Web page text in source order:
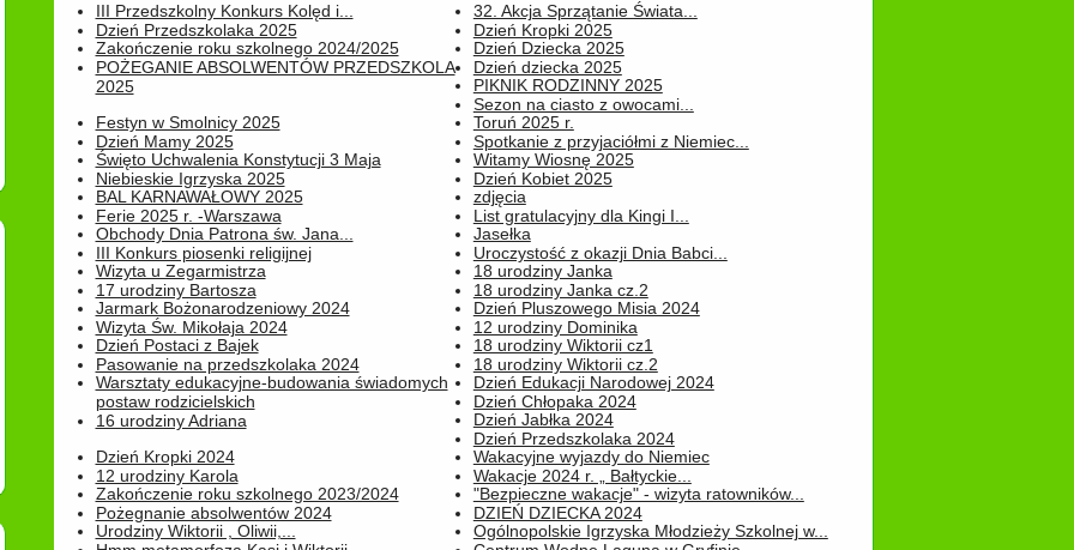
III Przedszkolny Konkurs Kolęd i...
Dzień Przedszkolaka 2025
32. Akcja Sprzątanie Świata...
Dzień Kropki 2025
Zakończenie roku szkolnego 2024/2025
POŻEGANIE ABSOLWENTÓW PRZEDSZKOLA
2025
Dzień Dziecka 2025
Dzień dziecka 2025
PIKNIK RODZINNY 2025
Sezon na ciasto z owocami...
Festyn w Smolnicy 2025
Dzień Mamy 2025
Toruń 2025 r.
Spotkanie z przyjaciółmi z Niemiec...
Święto Uchwalenia Konstytucji 3 Maja
Niebieskie Igrzyska 2025
Witamy Wiosnę 2025
Dzień Kobiet 2025
BAL KARNAWAŁOWY 2025
Ferie 2025 r. -Warszawa
zdjęcia
List gratulacyjny dla Kingi I...
Obchody Dnia Patrona św. Jana...
III Konkurs piosenki religijnej
Jasełka
Uroczystość z okazji Dnia Babci...
Wizyta u Zegarmistrza
17 urodziny Bartosza
18 urodziny Janka
18 urodziny Janka cz.2
Jarmark Bożonarodzeniowy 2024
Wizyta Św. Mikołaja 2024
Dzień Pluszowego Misia 2024
12 urodziny Dominika
Dzień Postaci z Bajek
Pasowanie na przedszkolaka 2024
18 urodziny Wiktorii cz1
18 urodziny Wiktorii cz.2
Warsztaty edukacyjne-budowania świadomych
postaw rodzicielskich
16 urodziny Adriana
Dzień Edukacji Narodowej 2024
Dzień Chłopaka 2024
Dzień Jabłka 2024
Dzień Przedszkolaka 2024
Dzień Kropki 2024
12 urodziny Karola
Wakacyjne wyjazdy do Niemiec
Wakacje 2024 r. „ Bałtyckie...
Zakończenie roku szkolnego 2023/2024
Pożegnanie absolwentów 2024
"Bezpieczne wakacje" - wizyta ratowników...
DZIEŃ DZIECKA 2024
Urodziny Wiktorii , Oliwii,...
Ogólnopolskie Igrzyska Młodzieży Szkolnej w...